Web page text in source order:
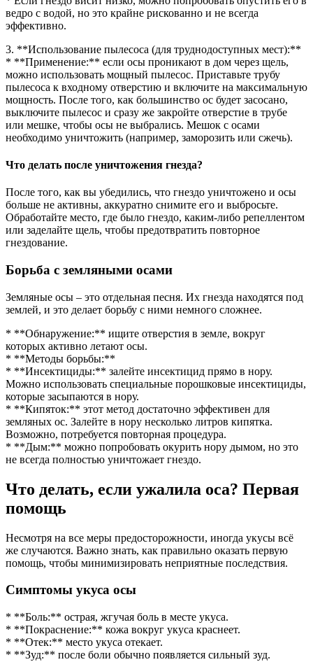
ведро с водой, но это крайне рискованно и не всегда
эффективно.
3. **Использование пылесоса (для труднодоступных мест):**
* **Применение:** если осы проникают в дом через щель,
можно использовать мощный пылесос. Приставьте трубу
пылесоса к входному отверстию и включите на максимальную
мощность. После того, как большинство ос будет засосано,
выключите пылесос и сразу же закройте отверстие в трубе
или мешке, чтобы осы не выбрались. Мешок с осами
необходимо уничтожить (например, заморозить или сжечь).
Что делать после уничтожения гнезда?
После того, как вы убедились, что гнездо уничтожено и осы
больше не активны, аккуратно снимите его и выбросьте.
Обработайте место, где было гнездо, каким-либо репеллентом
или заделайте щель, чтобы предотвратить повторное
гнездование.
Борьба с земляными осами
Земляные осы – это отдельная песня. Их гнезда находятся под
землей, и это делает борьбу с ними немного сложнее.
* **Обнаружение:** ищите отверстия в земле, вокруг
которых активно летают осы.
* **Методы борьбы:**
* **Инсектициды:** залейте инсектицид прямо в нору.
Можно использовать специальные порошковые инсектициды,
которые засыпаются в нору.
* **Кипяток:** этот метод достаточно эффективен для
земляных ос. Залейте в нору несколько литров кипятка.
Возможно, потребуется повторная процедура.
* **Дым:** можно попробовать окурить нору дымом, но это
не всегда полностью уничтожает гнездо.
Что делать, если ужалила оса? Первая
помощь
Несмотря на все меры предосторожности, иногда укусы всё
же случаются. Важно знать, как правильно оказать первую
помощь, чтобы минимизировать неприятные последствия.
Симптомы укуса осы
* **Боль:** острая, жгучая боль в месте укуса.
* **Покраснение:** кожа вокруг укуса краснеет.
* **Отек:** место укуса отекает.
* **Зуд:** после боли обычно появляется сильный зуд.